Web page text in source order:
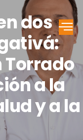
dos
Torrado
a la
y a la